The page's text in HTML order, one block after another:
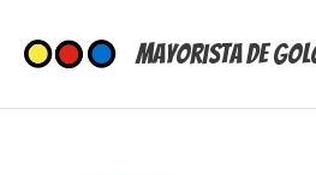
contenido
Mayorista de